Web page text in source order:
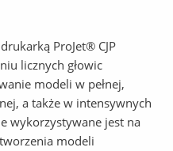
ProJet® CJP
licznych głowic
modeli w pełnej,
a także w intensywnych
wykorzystywane jest na
modeli